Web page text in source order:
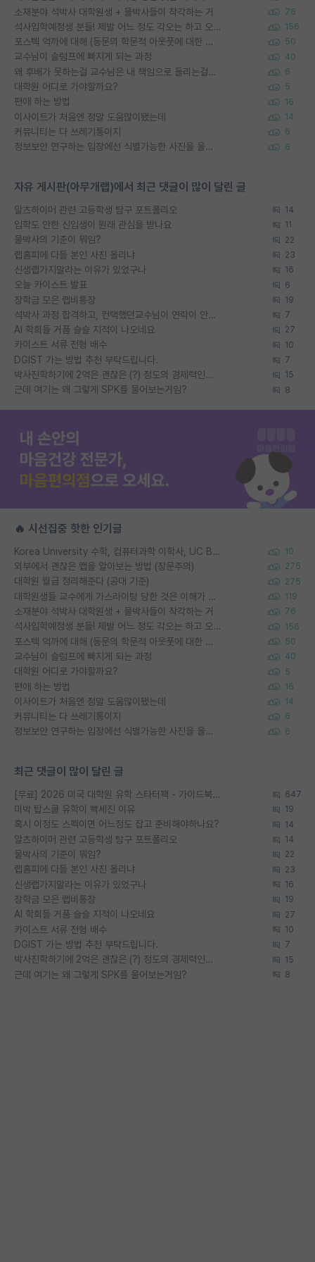
소재분야 석박사 대학원생 + 물박사들이 착각하는 거 76
석사입학예정생 분들! 제발 어느 정도 각오는 하고 오세요. 156
포스텍 억까에 대해 (동문의 학문적 아웃풋에 대한 반박) 50
교수님이 슬럼프에 빠지게 되는 과정 40
왜 후배가 못하는걸 교수님은 내 책임으로 돌리는걸까요? 6
대학원 어디로 가야할까요? 5
편애 하는 방법 16
이사이트가 처음엔 정말 도움많이됐는데 14
커뮤니티는 다 쓰레기통이지 6
정보보안 연구하는 입장에선 식별가능한 사진을 올리는건 비추이긴함 6
자유 게시판(아무개랩)에서 최근 댓글이 많이 달린 글
알츠하이머 관련 고등학생 탐구 포트폴리오 14
입학도 안한 신입생이 원래 관심을 받나요 11
물박사의 기준이 뭐임? 22
랩홈피에 다들 본인 사진 올리냐 23
신생랩가지말라는 이유가 있었구나 16
오늘 카이스트 발표 6
장학금 모은 랩비통장 19
석박사 과정 합격하고, 컨택했던교수님이 연락이 안됩니다... 7
AI 학회들 거품 슬슬 지적이 나오네요 27
카이스트 서류 전형 배수 10
DGIST 가는 방법 추천 부탁드립니다. 7
박사진학하기에 2억은 괜찮은 (?) 정도의 경제력인가요 15
근데 여기는 왜 그렇게 SPK를 물어보는거임? 8
🔥 시선집중 핫한 인기글
Korea University 수학, 컴퓨터과학 이학사, UC Berkeley 산업공학 대학원 공학박사가 되는 것은 쉽지 않겠죠? 10
외부에서 괜찮은 랩을 알아보는 방법 (장문주의) 275
대학원 월급 정리해준다 (공대 기준) 275
대학원생들 교수에게 가스라이팅 당한 것은 이해가 갑니다. 안타깝네요. 119
소재분야 석박사 대학원생 + 물박사들이 착각하는 거 76
석사입학예정생 분들! 제발 어느 정도 각오는 하고 오세요. 156
포스텍 억까에 대해 (동문의 학문적 아웃풋에 대한 반박) 50
교수님이 슬럼프에 빠지게 되는 과정 40
대학원 어디로 가야할까요? 5
편애 하는 방법 16
이사이트가 처음엔 정말 도움많이됐는데 14
커뮤니티는 다 쓰레기통이지 6
정보보안 연구하는 입장에선 식별가능한 사진을 올리는건 비추이긴함 6
최근 댓글이 많이 달린 글
[무료] 2026 미국 대학원 유학 스타터팩 - 가이드북 & 합격자 컨택메일 템플릿 647
미박 탑스쿨 유학이 빡세진 이유 19
혹시 이정도 스펙이면 어느정도 잡고 준비해야하나요? 14
알츠하이머 관련 고등학생 탐구 포트폴리오 14
물박사의 기준이 뭐임? 22
랩홈피에 다들 본인 사진 올리냐 23
신생랩가지말라는 이유가 있었구나 16
장학금 모은 랩비통장 19
AI 학회들 거품 슬슬 지적이 나오네요 27
카이스트 서류 전형 배수 10
DGIST 가는 방법 추천 부탁드립니다. 7
박사진학하기에 2억은 괜찮은 (?) 정도의 경제력인가요 15
근데 여기는 왜 그렇게 SPK를 물어보는거임? 8